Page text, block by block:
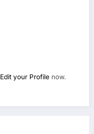
Edit your Profile now.